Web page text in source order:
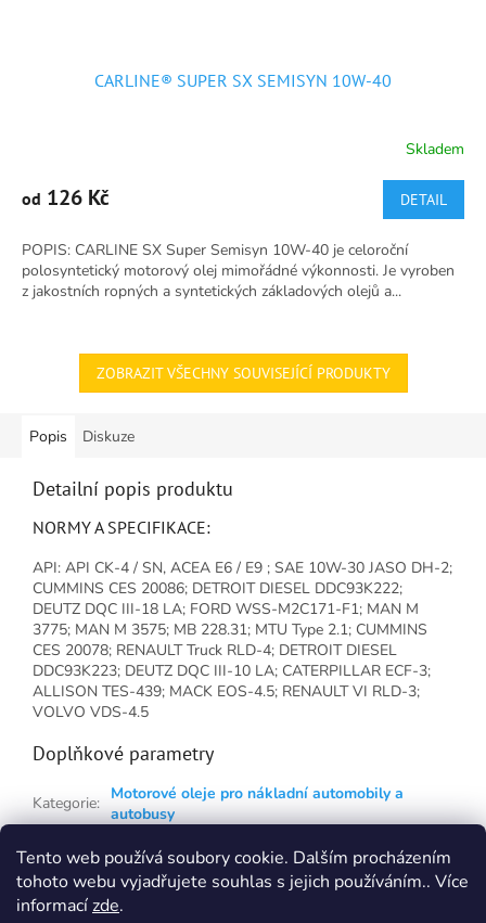
Tento web používá soubory cookie. Dalším procházením
tohoto webu vyjadřujete souhlas s jejich používáním.. Více
informacízde.
CARLINE® SUPER SX SEMISYN 10W-40
produktu
z
5
hvězdiček.
Skladem
od 126 Kč DETAIL
POPIS: CARLINE SX Super Semisyn 10W-40 je celoroční
polosyntetický motorový olej mimořádné výkonnosti. Je vyroben
z jakostních ropných a syntetických základových olejů a...
ZOBRAZIT VŠECHNY SOUVISEJÍCÍ PRODUKTY
Popis Diskuze
Detailní popis produktu
NORMY A SPECIFIKACE:
API: API CK-4 / SN, ACEA E6 / E9 ; SAE 10W-30 JASO DH-2;
CUMMINS CES 20086; DETROIT DIESEL DDC93K222;
DEUTZ DQC III-18 LA; FORD WSS-M2C171-F1; MAN M
3775; MAN M 3575; MB 228.31; MTU Type 2.1; CUMMINS
CES 20078; RENAULT Truck RLD-4; DETROIT DIESEL
DDC93K223; DEUTZ DQC III-10 LA; CATERPILLAR ECF-3;
ALLISON TES-439; MACK EOS-4.5; RENAULT VI RLD-3;
VOLVO VDS-4.5
Doplňkové parametry
Kategorie: Motorové oleje pro nákladní automobily a
autobusy